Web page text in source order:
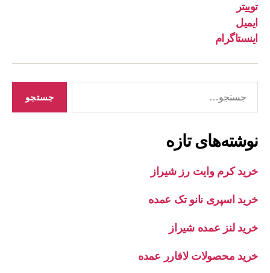
توییتر
ایمیل
اینستاگرام
نوشته‌های تازه
خرید کرم وایت رز شیراز
خرید اسپری نانو تک عمده
خرید لنز عمده شیراز
خرید محصولات لافارر عمده